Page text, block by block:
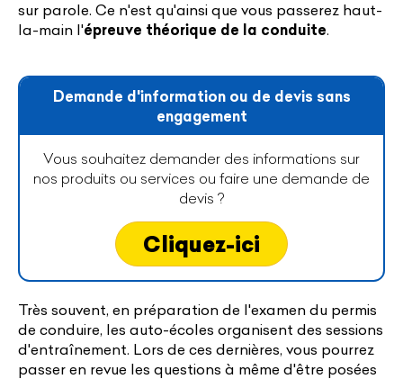
sur parole. Ce n'est qu'ainsi que vous passerez haut-
la-main l'épreuve théorique de la conduite.
Demande d'information ou de devis sans
engagement
Vous souhaitez demander des informations sur
nos produits ou services ou faire une demande de
devis ?
Cliquez-ici
Très souvent, en préparation de l'examen du permis
de conduire, les auto-écoles organisent des sessions
d'entraînement. Lors de ces dernières, vous pourrez
passer en revue les questions à même d'être posées